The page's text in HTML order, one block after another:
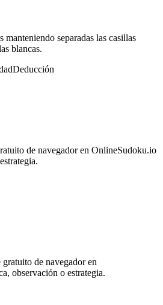
manteniendo separadas las casillas
blancas.
Deducción
de navegador en OnlineSudoku.io
gratuito de navegador en
observación o estrategia.